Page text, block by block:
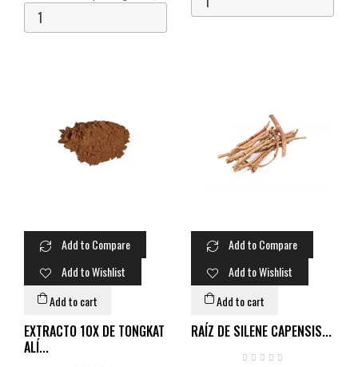
baños, aromaterapia, como
antiséptico. Su aroma ha
antigüedad para tratar trastornos
Add to Compare
Add to Wishlist
Add to cart
EXTRACTO 10X DE TONGKAT
ALÍ...
Add to Compare
Add to Wishlist
Add to cart
RAÍZ DE SILENE CAPENSIS...